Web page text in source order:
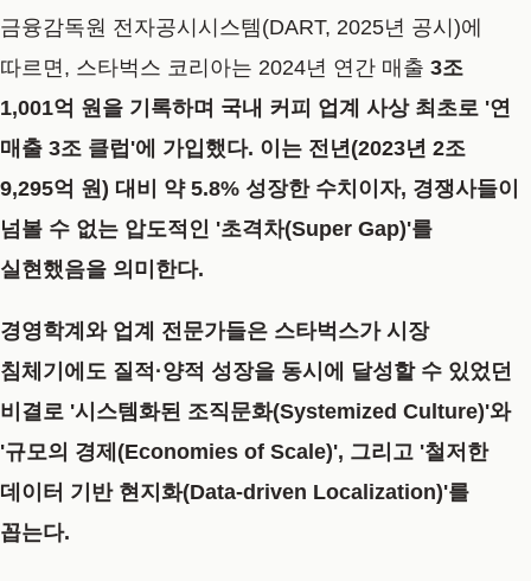
금융감독원 전자공시시스템(DART, 2025년 공시)에
따르면, 스타벅스 코리아는 2024년 연간 매출 3조
1,001억 원 을 기록하며 국내 커피 업계 사상 최초로 '연
매출 3조 클럽'에 가입했다. 이는 전년(2023년 2조
9,295억 원) 대비 약 5.8% 성장한 수치이자, 경쟁사들이
넘볼 수 없는 압도적인 '초격차(Super Gap)'를
실현했음을 의미한다.
경영학계와 업계 전문가들은 스타벅스가 시장
침체기에도 질적·양적 성장을 동시에 달성할 수 있었던
비결로 '시스템화된 조직문화(Systemized Culture)'와
'규모의 경제(Economies of Scale)', 그리고 '철저한
데이터 기반 현지화(Data-driven Localization)'를
꼽는다.